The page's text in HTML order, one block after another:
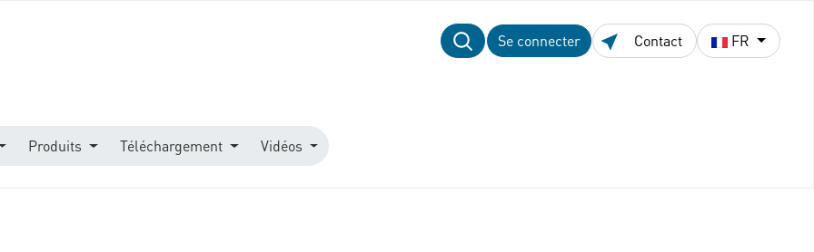
Se connecter Contact FR
Produits Téléchargement Vidéos